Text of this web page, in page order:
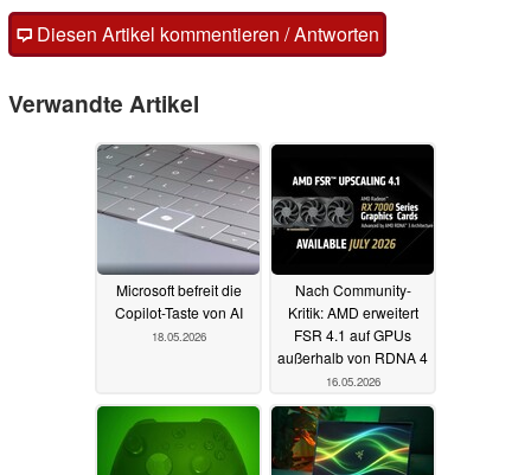
Diesen Artikel kommentieren / Antworten
Verwandte Artikel
Microsoft befreit die
Copilot-Taste von AI
18.05.2026
Nach Community-
Kritik: AMD erweitert
FSR 4.1 auf GPUs
außerhalb von RDNA 4
16.05.2026